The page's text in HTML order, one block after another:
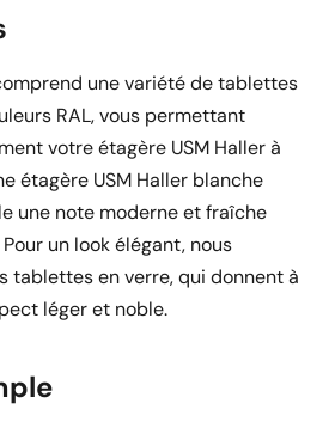
une variété de tablettes
RAL, vous permettant
votre étagère USM Haller à
étagère USM Haller blanche
une note moderne et fraîche
un look élégant, nous
tablettes en verre, qui donnent à
léger et noble.